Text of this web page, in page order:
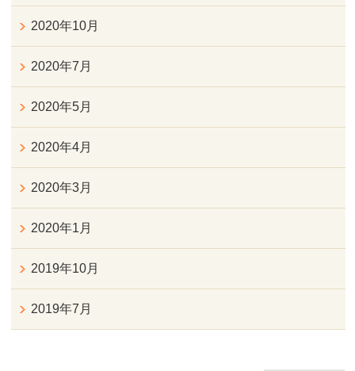
2020年10月
2020年7月
2020年5月
2020年4月
2020年3月
2020年1月
2019年10月
2019年7月